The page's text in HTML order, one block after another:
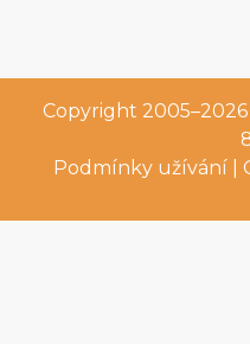
Copyright 2005–2026
Podmínky užívání